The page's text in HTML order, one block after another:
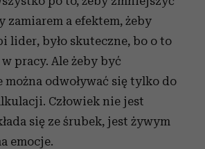
zamiarem a efektem, żeby
lider, było skuteczne, bo o to
pracy. Ale żeby być
odwoływać się tylko do
Człowiek nie jest
się ze śrubek, jest żywym
emocje.